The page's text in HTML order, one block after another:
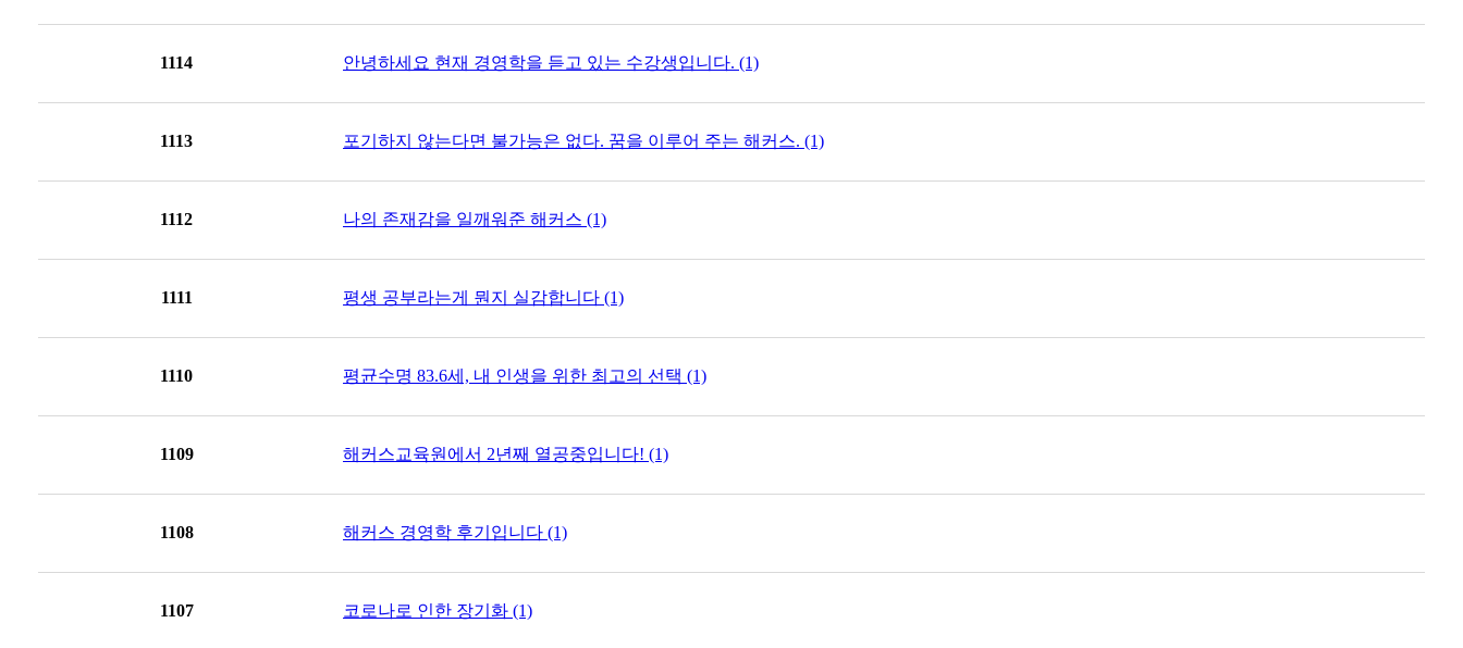
1114 안녕하세요 현재 경영학을 듣고 있는 수강생입니다. (1)
1113 포기하지 않는다면 불가능은 없다. 꿈을 이루어 주는 해커스. (1)
1112 나의 존재감을 일깨워준 해커스 (1)
1111 평생 공부라는게 뭔지 실감합니다 (1)
1110 평균수명 83.6세, 내 인생을 위한 최고의 선택 (1)
1109 해커스교육원에서 2년째 열공중입니다! (1)
1108 해커스 경영학 후기입니다 (1)
1107 코로나로 인한 장기화 (1)